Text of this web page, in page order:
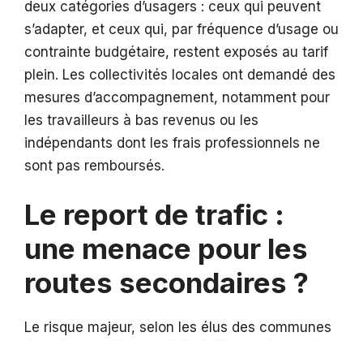
deux catégories d’usagers : ceux qui peuvent
s’adapter, et ceux qui, par fréquence d’usage ou
contrainte budgétaire, restent exposés au tarif
plein. Les collectivités locales ont demandé des
mesures d’accompagnement, notamment pour
les travailleurs à bas revenus ou les
indépendants dont les frais professionnels ne
sont pas remboursés.
Le report de trafic :
une menace pour les
routes secondaires ?
Le risque majeur, selon les élus des communes